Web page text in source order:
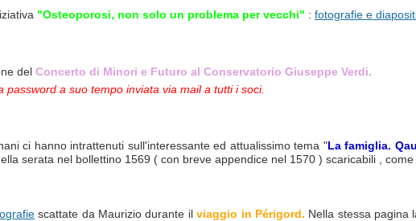
"Osteoporosi, non solo un problema per vecchi" : fotografie e
del Concerto di Minori e Futuro al Conservatorio Giuseppe Verdi.
a suo tempo inviata via mail a tutti i soci.
ci hanno intrattenuti sull'interessante ed attualissimo tema "La famiglia.
serata nel bollettino 1569 ( con breve appendice nel 1570 ) scaricabili ,
scattate da Maurizio durante ilviaggio in Périgord. Nella stessa pagina